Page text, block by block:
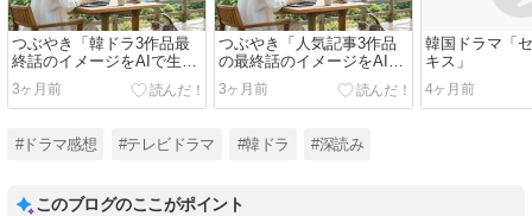
つぶやき「韓ドラ3作品最
終話のイメージをAIで生成
してみた」
3ヶ月前
つぶやき「人気記事3作品
の最終話のイメージをAIで
生成してみた」
3ヶ月前
韓国ドラマ「
キス」
4ヶ月前
#ドラマ感想 #テレビドラマ #韓ドラ #深読み
このブログのここがポイント